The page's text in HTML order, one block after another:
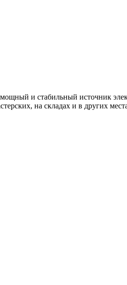
и стабильный источник
на складах и в других